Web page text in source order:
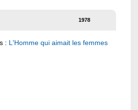
1978
: L'Homme qui aimait les femmes